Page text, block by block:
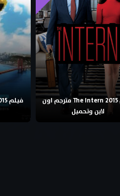
فيلم The Intern 2015 مترجم اون
لاين وتحميل